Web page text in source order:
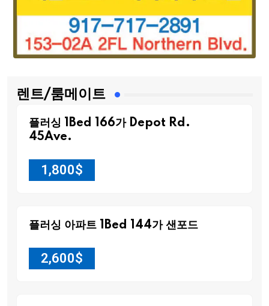
렌트/룸메이트
플러싱 1Bed 166가 Depot Rd.
45Ave.
1,800$
플러싱 아파트 1Bed 144가 샌포드
2,600$